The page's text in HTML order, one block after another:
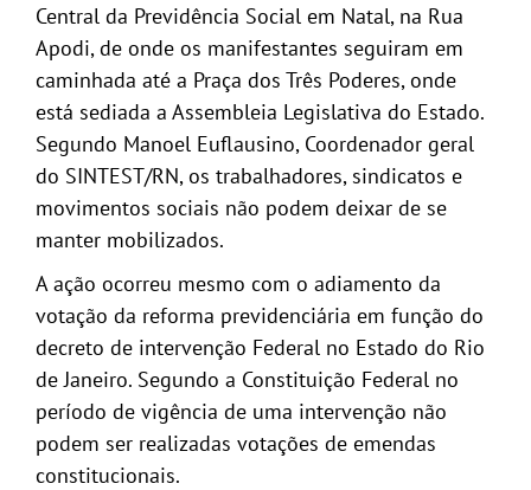
Central da Previdência Social em Natal, na Rua
Apodi, de onde os manifestantes seguiram em
caminhada até a Praça dos Três Poderes, onde
está sediada a Assembleia Legislativa do Estado.
Segundo Manoel Euflausino, Coordenador geral
do SINTEST/RN, os trabalhadores, sindicatos e
movimentos sociais não podem deixar de se
manter mobilizados.
A ação ocorreu mesmo com o adiamento da
votação da reforma previdenciária em função do
decreto de intervenção Federal no Estado do Rio
de Janeiro. Segundo a Constituição Federal no
período de vigência de uma intervenção não
podem ser realizadas votações de emendas
constitucionais.